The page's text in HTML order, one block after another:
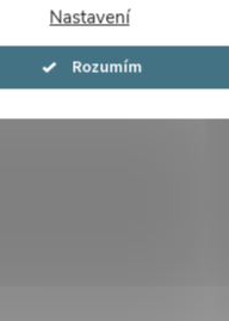
Nastavení
Souhlasím